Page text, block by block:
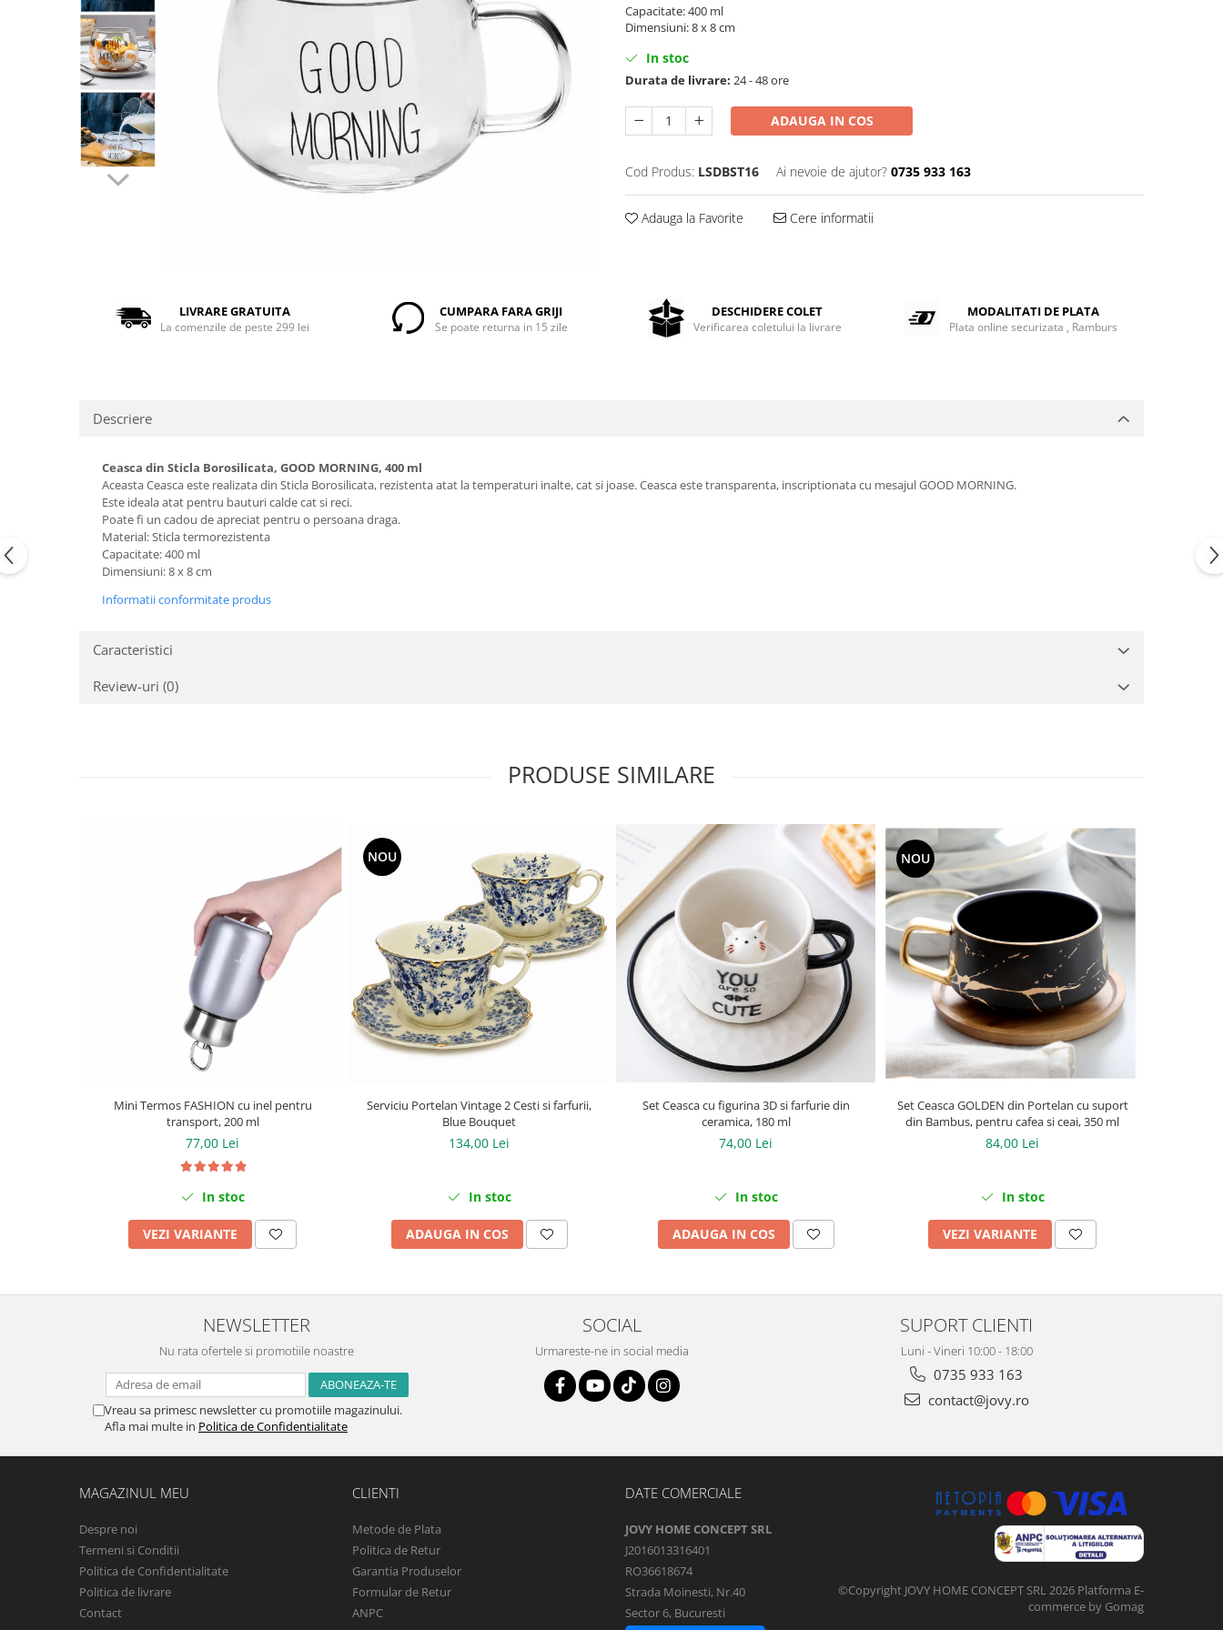
Capacitate: 400 ml
Dimensiuni: 8 x 8 cm
In stoc
Durata de livrare: 24 - 48 ore
ADAUGA IN COS
Cod Produs: LSDBST16 Ai nevoie de ajutor? 0735 933 163
Adauga la Favorite Cere informatii
LIVRARE GRATUITA
La comenzile de peste 299 lei
CUMPARA FARA GRIJI
Se poate returna in 15 zile
DESCHIDERE COLET
Verificarea coletului la livrare
MODALITATI DE PLATA
Plata online securizata , Ramburs
Descriere
Ceasca din Sticla Borosilicata, GOOD MORNING, 400 ml
Aceasta Ceasca este realizata din Sticla Borosilicata, rezistenta atat la temperaturi inalte, cat si joase. Ceasca este transparenta, inscriptionata cu mesajul GOOD MORNING.
Este ideala atat pentru bauturi calde cat si reci.
Poate fi un cadou de apreciat pentru o persoana draga.
Material: Sticla termorezistenta
Capacitate: 400 ml
Dimensiuni: 8 x 8 cm
Informatii conformitate produs
Caracteristici
Review-uri (0)
PRODUSE SIMILARE
Mini Termos FASHION cu inel pentru
transport, 200 ml
77,00 Lei
In stoc
VEZI VARIANTE
NOU
Serviciu Portelan Vintage 2 Cesti si farfurii,
Blue Bouquet
134,00 Lei
In stoc
ADAUGA IN COS
Set Ceasca cu figurina 3D si farfurie din
ceramica, 180 ml
74,00 Lei
In stoc
ADAUGA IN COS
NOU
Set Ceasca GOLDEN din Portelan cu suport
din Bambus, pentru cafea si ceai, 350 ml
84,00 Lei
In stoc
VEZI VARIANTE
NEWSLETTER
Nu rata ofertele si promotiile noastre
Vreau sa primesc newsletter cu promotiile magazinului.
Afla mai multe in Politica de Confidentialitate
SOCIAL
Urmareste-ne in social media
SUPORT CLIENTI
Luni - Vineri 10:00 - 18:00
0735 933 163
contact@jovy.ro
MAGAZINUL MEU
Despre noi
Termeni si Conditii
Politica de Confidentialitate
Politica de livrare
Contact
CLIENTI
Metode de Plata
Politica de Retur
Garantia Produselor
Formular de Retur
ANPC
DATE COMERCIALE
JOVY HOME CONCEPT SRL
J2016013316401
RO36618674
Strada Moinesti, Nr.40
Sector 6, Bucuresti
©Copyright JOVY HOME CONCEPT SRL 2026 Platforma E-
commerce by Gomag